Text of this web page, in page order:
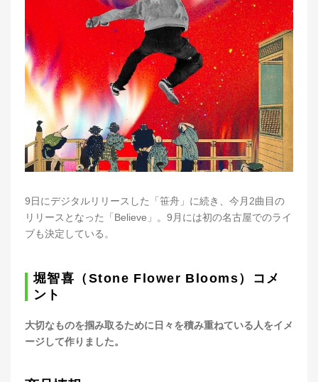
9日にデジタルリリースした「笹舟」に続き、今月2曲目の
リリースとなった「Believe」。9月には初の名古屋でのライ
ブも決定している。
堀智喜（Stone Flower Blooms）コメ
ント
大切なものを掴み取るために日々を積み重ねている人をイメ
ージして作りました。